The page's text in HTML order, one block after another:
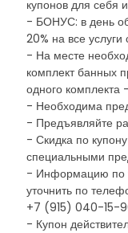
купонов для себя
- БОНУС: в день
20% на все услуги
- На месте
комплект банных
одного комплекта
- Необходима
- Предъявляйте
- Скидка по
специальными
- Информацию по
уточнить по
+7 (915) 040-15-
- Купон